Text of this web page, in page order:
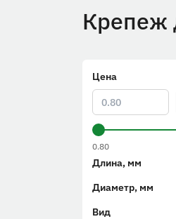
Крепеж
Цена
0.80
Длина, мм
Диаметр, мм
Вид